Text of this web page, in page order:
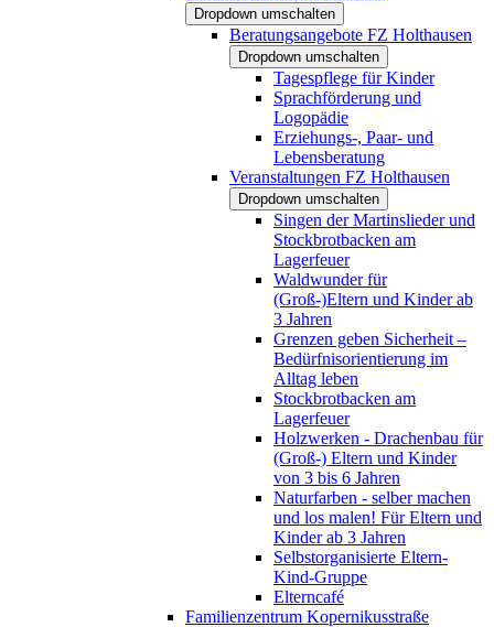
Dropdown umschalten
Beratungsangebote FZ Holthausen
Dropdown umschalten
Tagespflege für Kinder
Sprachförderung und
Logopädie
Erziehungs-, Paar- und
Lebensberatung
Veranstaltungen FZ Holthausen
Dropdown umschalten
Singen der Martinslieder und
Stockbrotbacken am
Lagerfeuer
Waldwunder für
(Groß-)Eltern und Kinder ab
3 Jahren
Grenzen geben Sicherheit –
Bedürfnisorientierung im
Alltag leben
Stockbrotbacken am
Lagerfeuer
Holzwerken - Drachenbau für
(Groß-) Eltern und Kinder
von 3 bis 6 Jahren
Naturfarben - selber machen
und los malen! Für Eltern und
Kinder ab 3 Jahren
Selbstorganisierte Eltern-
Kind-Gruppe
Elterncafé
Familienzentrum Kopernikusstraße